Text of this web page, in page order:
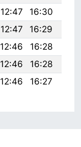
12:47 16:30
12:47 16:29
12:46 16:28
12:46 16:28
12:46 16:27